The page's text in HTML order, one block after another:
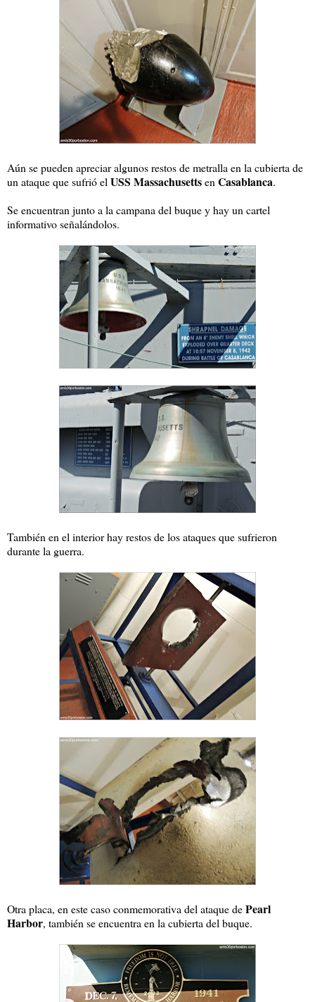
Aún se pueden apreciar algunos restos de metralla en la cubierta de
un ataque que sufrió el USS Massachusettsen Casablanca.
Se encuentran junto a la campana del buque y hay un cartel
informativo señalándolos.
También en el interior hay restos de los ataques que sufrieron
durante la guerra.
Otra placa, en este caso conmemorativa del ataque dePearl
Harbor, también se encuentra en la cubierta del buque.